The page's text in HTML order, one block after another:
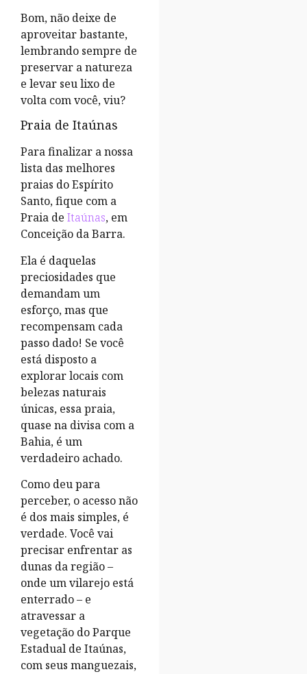
Bom, não deixe de
aproveitar bastante,
lembrando sempre de
preservar a natureza
e levar seu lixo de
volta com você, viu?
Praia de Itaúnas
Para finalizar a nossa
lista das melhores
praias do Espírito
Santo, fique com a
Praia de Itaúnas, em
Conceição da Barra.
Ela é daquelas
preciosidades que
demandam um
esforço, mas que
recompensam cada
passo dado! Se você
está disposto a
explorar locais com
belezas naturais
únicas, essa praia,
quase na divisa com a
Bahia, é um
verdadeiro achado.
Como deu para
perceber, o acesso não
é dos mais simples, é
verdade. Você vai
precisar enfrentar as
dunas da região –
onde um vilarejo está
enterrado – e
atravessar a
vegetação do Parque
Estadual de Itaúnas,
com seus manguezais,